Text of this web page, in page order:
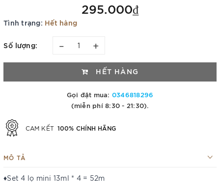
295.000₫
Tình trạng: Hết hàng
Số lượng: – +
HẾT HÀNG
Gọi đặt mua: 0346818296
(miễn phí 8:30 - 21:30).
CAM KẾT 100% CHÍNH HÃNG
MÔ TẢ
♦️Set 4 lọ mini 13ml * 4 = 52m